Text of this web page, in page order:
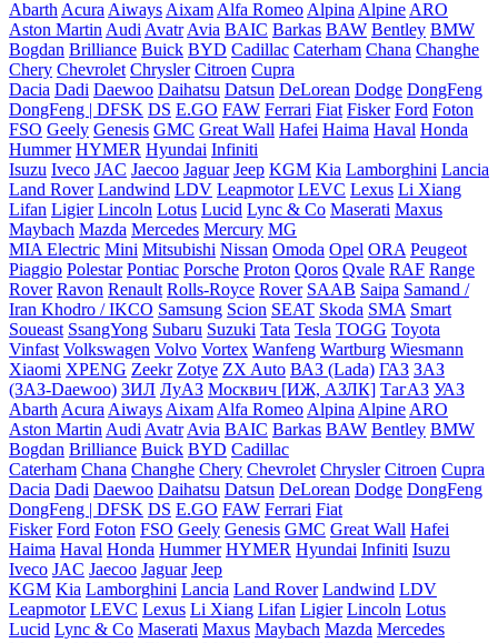
Abarth Acura Aiways Aixam Alfa Romeo Alpina Alpine ARO
Aston Martin Audi Avatr Avia BAIC Barkas BAW Bentley BMW
Bogdan Brilliance Buick BYD Cadillac Caterham Chana Changhe
Chery Chevrolet Chrysler Citroen Cupra
Dacia Dadi Daewoo Daihatsu Datsun DeLorean Dodge DongFeng
DongFeng | DFSK DS E.GO FAW Ferrari Fiat Fisker Ford Foton
FSO Geely Genesis GMC Great Wall Hafei Haima Haval Honda
Hummer HYMER Hyundai Infiniti
Isuzu Iveco JAC Jaecoo Jaguar Jeep KGM Kia Lamborghini Lancia
Land Rover Landwind LDV Leapmotor LEVC Lexus Li Xiang
Lifan Ligier Lincoln Lotus Lucid Lync & Co Maserati Maxus
Maybach Mazda Mercedes Mercury MG
MIA Electric Mini Mitsubishi Nissan Omoda Opel ORA Peugeot
Piaggio Polestar Pontiac Porsche Proton Qoros Qvale RAF Range
Rover Ravon Renault Rolls-Royce Rover SAAB Saipa Samand /
Iran Khodro / IKCO Samsung Scion SEAT Skoda SMA Smart
Soueast SsangYong Subaru Suzuki Tata Tesla TOGG Toyota
Vinfast Volkswagen Volvo Vortex Wanfeng Wartburg Wiesmann
Xiaomi XPENG Zeekr Zotye ZX Auto ВАЗ (Lada) ГАЗ ЗАЗ
(ЗАЗ-Daewoo) ЗИЛ ЛуАЗ Москвич [ИЖ, АЗЛК] ТагАЗ УАЗ
Abarth Acura Aiways Aixam Alfa Romeo Alpina Alpine ARO
Aston Martin Audi Avatr Avia BAIC Barkas BAW Bentley BMW
Bogdan Brilliance Buick BYD Cadillac
Caterham Chana Changhe Chery Chevrolet Chrysler Citroen Cupra
Dacia Dadi Daewoo Daihatsu Datsun DeLorean Dodge DongFeng
DongFeng | DFSK DS E.GO FAW Ferrari Fiat
Fisker Ford Foton FSO Geely Genesis GMC Great Wall Hafei
Haima Haval Honda Hummer HYMER Hyundai Infiniti Isuzu
Iveco JAC Jaecoo Jaguar Jeep
KGM Kia Lamborghini Lancia Land Rover Landwind LDV
Leapmotor LEVC Lexus Li Xiang Lifan Ligier Lincoln Lotus
Lucid Lync & Co Maserati Maxus Maybach Mazda Mercedes